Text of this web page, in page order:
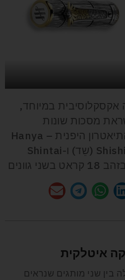
במיוחד,
מסכות שונות
המשמשות באמנות התיאטרון היפנית – Hanya
(דמות אישה), Shishiguchi (שֵד) ו-Shintai
גוונים
איטלקית
בין שני מותגים שנראים